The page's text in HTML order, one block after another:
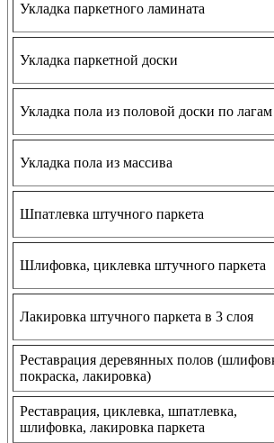
Укладка паркетного ламината
Укладка паркетной доски
Укладка пола из половой доски по лагам
Укладка пола из массива
Шпатлевка штучного паркета
Шлифовка, циклевка штучного паркета
Лакировка штучного паркета в 3 слоя
Реставрация деревянных полов
покраска, лакировка)
Реставрация, циклевка, шпатлевка,
шлифовка, лакировка паркета